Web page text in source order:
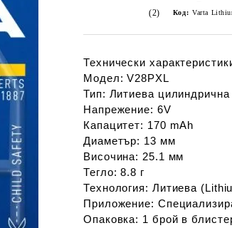
(2) Код: Varta
Технически
Модел: V28PXL
Тип: Литиева цилиндрична
Напрежение: 6V
Капацитет: 170 mAh
Диаметър: 13 мм
Височина: 25.1 мм
Тегло: 8.8 г
Технология: Литиева
Приложение:
Опаковка: 1 брой в